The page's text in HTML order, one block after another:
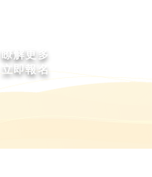
瞭解更多
立即報名